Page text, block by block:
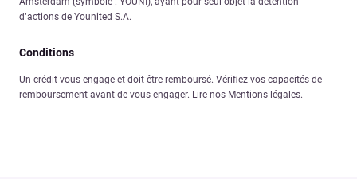
d’actions de Younited S.A.
Conditions
Un crédit vous engage et doit être remboursé. Vérifiez vos capacités de
remboursement avant de vous engager. Lire nos Mentions légales.